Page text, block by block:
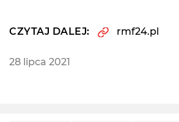
CZYTAJ DALEJ: rmf24.pl
28 lipca 2021